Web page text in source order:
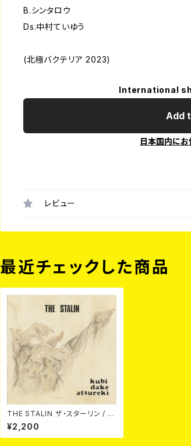
B.シンタロウ
Ds.中村ていゆう
(北極バクテリア 2023)
International
Add
日本国内に
レビュー
最近チェックした商品
THE STALIN ザ・スターリン / 首
だけアツレキ CD
¥2,200